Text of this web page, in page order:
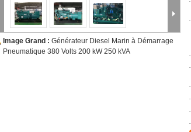
Image Grand : Générateur Diesel Marin à Démarrage
Pneumatique 380 Volts 200 kW 250 kVA